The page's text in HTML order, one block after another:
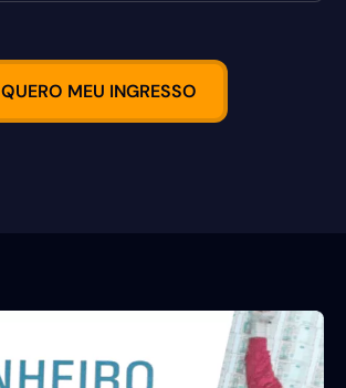
QUERO MEU INGRESSO